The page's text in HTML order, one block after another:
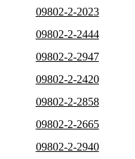
09802-2-2023
09802-2-2444
09802-2-2947
09802-2-2420
09802-2-2858
09802-2-2665
09802-2-2940